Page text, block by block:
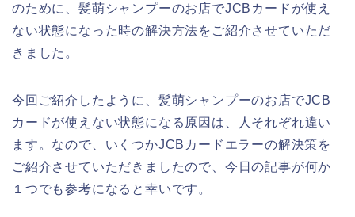
のために、髪萌シャンプーのお店でJCBカードが使え
ない状態になった時の解決方法をご紹介させていただ
きました。
今回ご紹介したように、髪萌シャンプーのお店でJCB
カードが使えない状態になる原因は、人それぞれ違い
ます。なので、いくつかJCBカードエラーの解決策を
ご紹介させていただきましたので、今日の記事が何か
１つでも参考になると幸いです。